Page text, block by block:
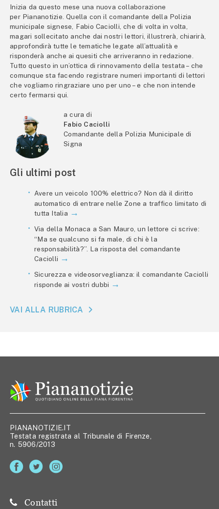
Inizia da questo mese una nuova collaborazione
per Piananotizie. Quella con il comandante della Polizia
municipale signese, Fabio Caciolli, che di volta in volta,
magari sollecitato anche dai nostri lettori, illustrerà, chiarirà,
approfondirà tutte le tematiche legate all’attualità e
risponderà anche ai quesiti che arriveranno in redazione.
Tutto questo in un’ottica di rinnovamento della testata – che
comunque sta facendo registrare numeri importanti di lettori
che vogliamo ringraziare uno per uno – e che non intende
certo fermarsi qui.
a cura di
Fabio Caciolli
Comandante della Polizia Municipale di
Signa
Gli ultimi post
Avere un veicolo 100% elettrico? Non dà il diritto
automatico di entrare nelle Zone a traffico limitato di
tutta Italia
Via della Monaca a San Mauro, un lettore ci scrive:
“Ma se qualcuno si fa male, di chi è la
responsabilità?”. La risposta del comandante
Caciolli
Sicurezza e videosorveglianza: il comandante Caciolli
risponde ai vostri dubbi
VAI ALLA RUBRICA
PIANANOTIZIE.IT
Testata registrata al Tribunale di Firenze,
n. 5906/2013
Contatti